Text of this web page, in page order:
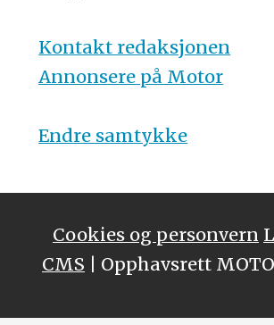
Kontakt redaksjonen
Annonsere på Motor
Endre samtykke
Cookies og personvern
CMS | Opphavsrett